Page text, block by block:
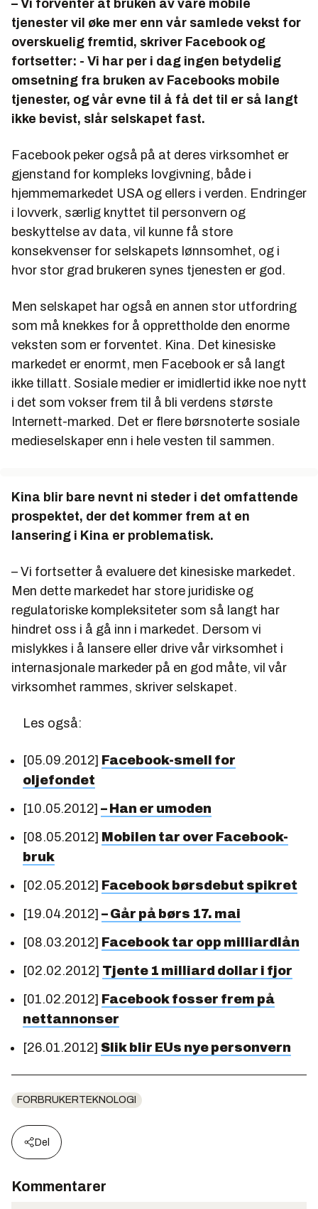
– Vi forventer at bruken av våre mobile
tjenester vil øke mer enn vår samlede vekst for
overskuelig fremtid, skriver Facebook og
fortsetter: - Vi har per i dag ingen betydelig
omsetning fra bruken av Facebooks mobile
tjenester, og vår evne til å få det til er så langt
ikke bevist, slår selskapet fast.
Facebook peker også på at deres virksomhet er
gjenstand for kompleks lovgivning, både i
hjemmemarkedet USA og ellers i verden. Endringer
i lovverk, særlig knyttet til personvern og
beskyttelse av data, vil kunne få store
konsekvenser for selskapets lønnsomhet, og i
hvor stor grad brukeren synes tjenesten er god.
Men selskapet har også en annen stor utfordring
som må knekkes for å opprettholde den enorme
veksten som er forventet. Kina. Det kinesiske
markedet er enormt, men Facebook er så langt
ikke tillatt. Sosiale medier er imidlertid ikke noe nytt
i det som vokser frem til å bli verdens største
Internett-marked. Det er flere børsnoterte sosiale
medieselskaper enn i hele vesten til sammen.
Kina blir bare nevnt ni steder i det omfattende
prospektet, der det kommer frem at en
lansering i Kina er problematisk.
– Vi fortsetter å evaluere det kinesiske markedet.
Men dette markedet har store juridiske og
regulatoriske kompleksiteter som så langt har
hindret oss i å gå inn i markedet. Dersom vi
mislykkes i å lansere eller drive vår virksomhet i
internasjonale markeder på en god måte, vil vår
virksomhet rammes, skriver selskapet.
Les også:
[05.09.2012] Facebook-smell for
oljefondet
[10.05.2012] – Han er umoden
[08.05.2012] Mobilen tar over Facebook-
bruk
[02.05.2012] Facebook børsdebut spikret
[19.04.2012] – Går på børs 17. mai
[08.03.2012] Facebook tar opp milliardlån
[02.02.2012] Tjente 1 milliard dollar i fjor
[01.02.2012] Facebook fosser frem på
nettannonser
[26.01.2012] Slik blir EUs nye personvern
FORBRUKERTEKNOLOGI
Del
Kommentarer